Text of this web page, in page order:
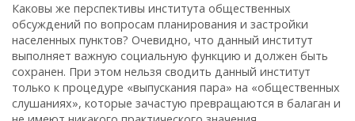
Каковы же перспективы института общественных
обсуждений по вопросам планирования и застройки
населенных пунктов? Очевидно, что данный институт
выполняет важную социальную функцию и должен быть
сохранен. При этом нельзя сводить данный институт
только к процедуре «выпускания пара» на «общественных
слушаниях», которые зачастую превращаются в балаган и